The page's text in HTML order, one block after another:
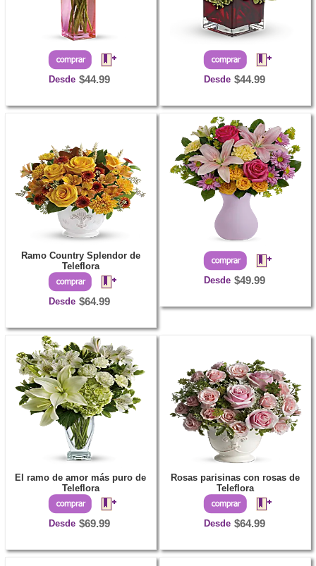
Desde $44.99 Desde $44.99
Ramo Country Splendor de
Teleflora
Desde $64.99
Desde $49.99
El ramo de amor más puro de
Teleflora
Desde $69.99
Rosas parisinas con rosas de
Teleflora
Desde $64.99